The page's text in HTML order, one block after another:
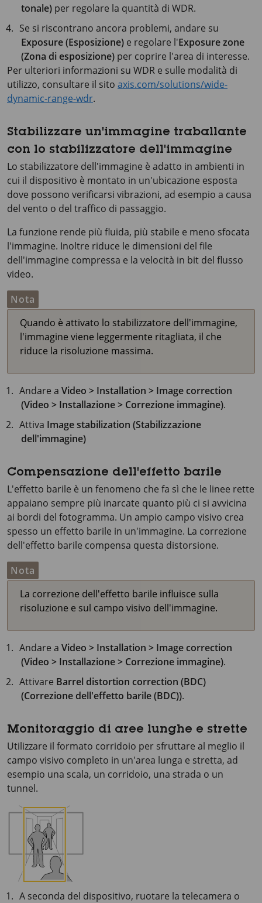
tonale) per regolare la quantità di WDR.
Se si riscontrano ancora problemi, andare su
Exposure (Esposizione) e regolare l'Exposure zone
(Zona di esposizione) per coprire l'area di interesse.
Per ulteriori informazioni su WDR e sulle modalità di
utilizzo, consultare il sito axis.com/solutions/wide-
dynamic-range-wdr.
Stabilizzare un'immagine traballante
con lo stabilizzatore dell'immagine
Lo stabilizzatore dell'immagine è adatto in ambienti in
cui il dispositivo è montato in un'ubicazione esposta
dove possono verificarsi vibrazioni, ad esempio a causa
del vento o del traffico di passaggio.
La funzione rende più fluida, più stabile e meno sfocata
l'immagine. Inoltre riduce le dimensioni del file
dell'immagine compressa e la velocità in bit del flusso
video.
Nota
Quando è attivato lo stabilizzatore dell'immagine,
l'immagine viene leggermente ritagliata, il che
riduce la risoluzione massima.
Andare aVideo > Installation > Image correction
(Video > Installazione > Correzione immagine).
Attiva Image stabilization (Stabilizzazione
dell'immagine)
Compensazione dell'effetto barile
L'effetto barile è un fenomeno che fa sì che le linee rette
appaiano sempre più inarcate quanto più ci si avvicina
ai bordi del fotogramma. Un ampio campo visivo crea
spesso un effetto barile in un'immagine. La correzione
dell'effetto barile compensa questa distorsione.
Nota
La correzione dell'effetto barile influisce sulla
risoluzione e sul campo visivo dell'immagine.
Andare aVideo > Installation > Image correction
(Video > Installazione > Correzione immagine).
Attivare Barrel distortion correction (BDC)
(Correzione dell'effetto barile (BDC)).
Monitoraggio di aree lunghe e strette
Utilizzare il formato corridoio per sfruttare al meglio il
campo visivo completo in un'area lunga e stretta, ad
esempio una scala, un corridoio, una strada o un
tunnel.
A seconda del dispositivo, ruotare la telecamera o